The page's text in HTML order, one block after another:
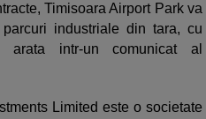
Timisoara Airport Park va
industriale din tara, cu
arata intr-un comunicat al
Limited este o societate